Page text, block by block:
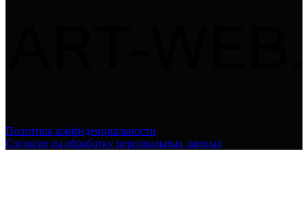
Политика конфиденциальности
Согласие на обработку персональных данных